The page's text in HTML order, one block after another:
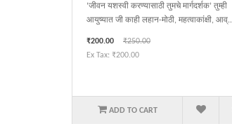
‘जीवन यशस्वी करण्यासाठी तुमचे मार्गदर्शक’ तुम्ही
आयुष्यात जी काही लहान-मोठी, महत्वाकांक्षी, आव्..
₹200.00
₹250.00
Ex Tax: ₹200.00
ADD TO CART